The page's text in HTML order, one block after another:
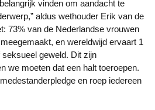
vinden om aandacht te
aldus wethouder Erik van de
73% van de Nederlandse vrouwen
en wereldwijd ervaart 1
geweld. Dit zijn
we moeten dat een halt toeroepen.
en roep iedereen